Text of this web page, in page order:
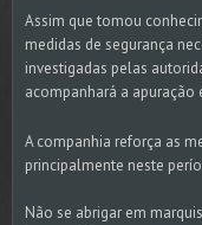
Assim que tomou
medidas de segurança
investigadas pelas
acompanhará a
A companhia reforça as
principalmente neste
Não se abrigar em